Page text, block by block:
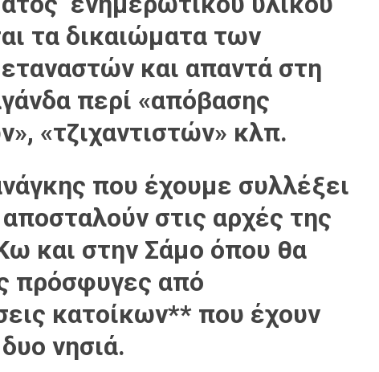
τα δικαιώματα των
και απαντά στη
περί «απόβασης
«τζιχαντιστών» κλπ.
που έχουμε συλλέξει
στις αρχές της
και στην Σάμο όπου θα
πρόσφυγες από
κατοίκων** που έχουν
νησιά.